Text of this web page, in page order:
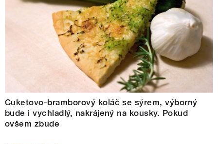
Cuketovo-bramborový koláč se sýrem, výborný
bude i vychladlý, nakrájený na kousky. Pokud
ovšem zbude